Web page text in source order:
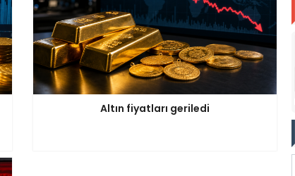
Altın fiyatları geriledi